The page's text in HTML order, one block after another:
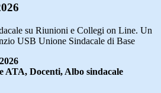
su Riunioni e Collegi on Line. Un
USB Unione Sindacale di Base
ATA, Docenti, Albo sindacale